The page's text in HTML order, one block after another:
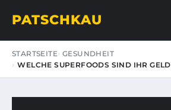
PATSCHKAU
STARTSEITE GESUNDHEIT
WELCHE SUPERFOODS SIND IHR